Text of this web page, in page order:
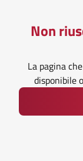
Non
La pagina
disponibile